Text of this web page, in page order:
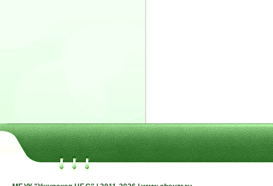
МБУК "Ужурская ЦБС" | 2011-2026 | www.cbsuzr.ru